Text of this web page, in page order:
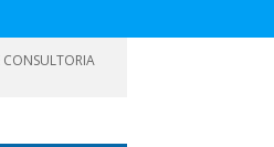
CONSULTORIA